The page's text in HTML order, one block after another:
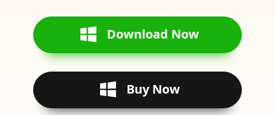
Download Now
Buy Now